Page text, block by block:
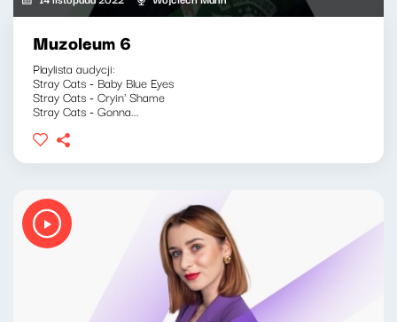
Muzoleum 6
Playlista audycji:
Stray Cats - Baby Blue Eyes
Stray Cats - Cryin' Shame
Stray Cats - Gonna...